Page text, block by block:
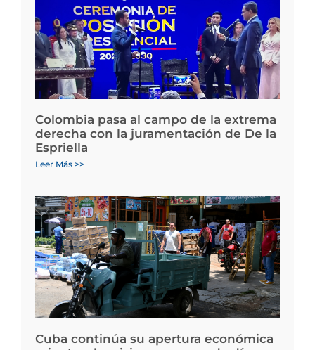
Colombia pasa al campo de la extrema
derecha con la juramentación de De la
Espriella
Leer Más >>
Cuba continúa su apertura económica